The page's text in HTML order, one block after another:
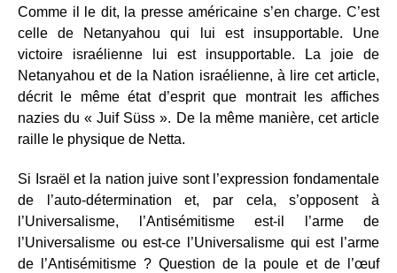
Comme il le dit, la presse américaine s’en charge. C’est
celle de Netanyahou qui lui est insupportable. Une
victoire israélienne lui est insupportable. La joie de
Netanyahou et de la Nation israélienne, à lire cet article,
décrit le même état d’esprit que montrait les affiches
nazies du « Juif Süss ». De la même manière, cet article
raille le physique de Netta.
Si Israël et la nation juive sont l’expression fondamentale
de l’auto-détermination et, par cela, s’opposent à
l’Universalisme, l’Antisémitisme est-il l’arme de
l’Universalisme ou est-ce l’Universalisme qui est l’arme
de l’Antisémitisme ? Question de la poule et de l’œuf